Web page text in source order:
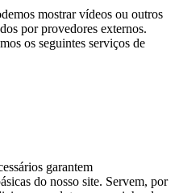
mostrar vídeos ou outros
por provedores externos.
os seguintes serviços de
garantem
do nosso site. Servem, por